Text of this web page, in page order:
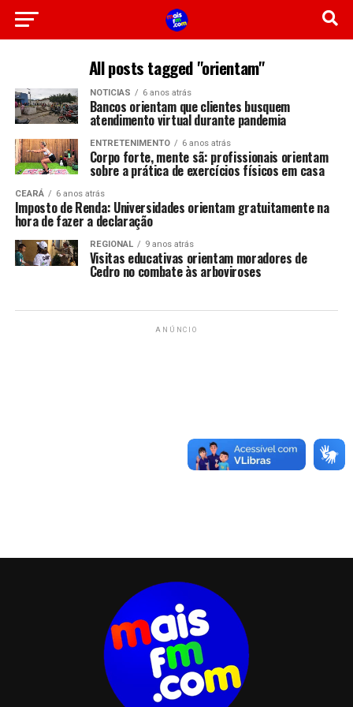
All posts tagged "orientam"
NOTICIAS 6 anos atrás
Bancos orientam que clientes busquem
atendimento virtual durante pandemia
ENTRETENIMENTO 6 anos atrás
Corpo forte, mente sã: profissionais orientam
sobre a prática de exercícios físicos em casa
CEARÁ 6 anos atrás
Imposto de Renda: Universidades orientam gratuitamente na
hora de fazer a declaração
REGIONAL 9 anos atrás
Visitas educativas orientam moradores de
Cedro no combate às arboviroses
ANÚNCIO